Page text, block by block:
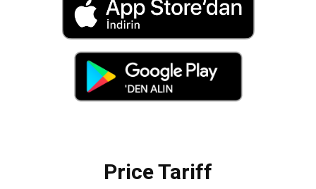
Price Tariff